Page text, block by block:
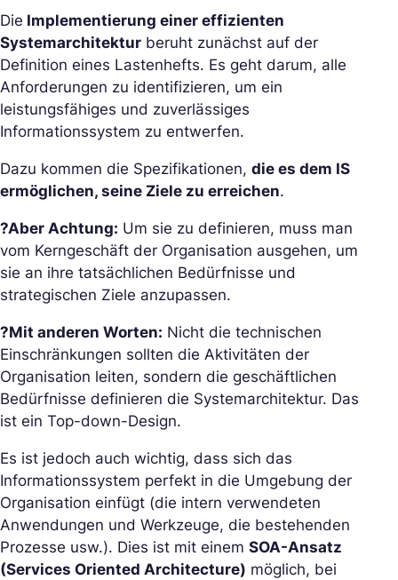
Die Implementierung einer effizienten
Systemarchitektur beruht zunächst auf der
Definition eines Lastenhefts. Es geht darum, alle
Anforderungen zu identifizieren, um ein
leistungsfähiges und zuverlässiges
Informationssystem zu entwerfen.
Dazu kommen die Spezifikationen, die es dem IS
ermöglichen, seine Ziele zu erreichen.
?Aber Achtung: Um sie zu definieren, muss man
vom Kerngeschäft der Organisation ausgehen, um
sie an ihre tatsächlichen Bedürfnisse und
strategischen Ziele anzupassen.
?Mit anderen Worten: Nicht die technischen
Einschränkungen sollten die Aktivitäten der
Organisation leiten, sondern die geschäftlichen
Bedürfnisse definieren die Systemarchitektur. Das
ist ein Top-down-Design.
Es ist jedoch auch wichtig, dass sich das
Informationssystem perfekt in die Umgebung der
Organisation einfügt (die intern verwendeten
Anwendungen und Werkzeuge, die bestehenden
Prozesse usw.). Dies ist mit einem SOA-Ansatz
(Services Oriented Architecture) möglich, bei